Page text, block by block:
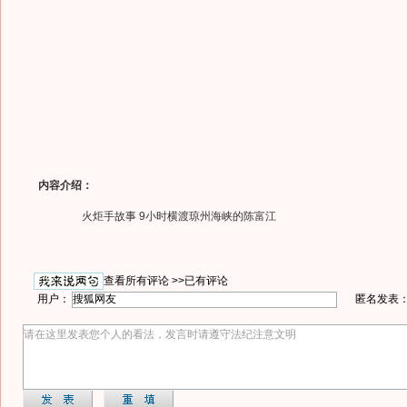
内容介绍：
火炬手故事 9小时横渡琼州海峡的陈富江
查看所有评论 >>已有评论
用户：
匿名发表